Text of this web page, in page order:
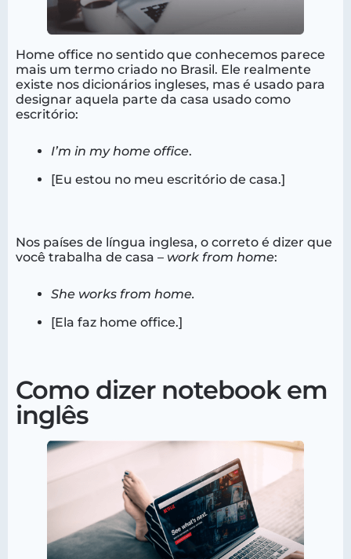
Home office no sentido que conhecemos parece
mais um termo criado no Brasil. Ele realmente
existe nos dicionários ingleses, mas é usado para
designar aquela parte da casa usado como
escritório:
I’m in my home office.
[Eu estou no meu escritório de casa.]
Nos países de língua inglesa, o correto é dizer que
você trabalha de casa – work from home:
She works from home.
[Ela faz home office.]
Como dizer notebook em
inglês